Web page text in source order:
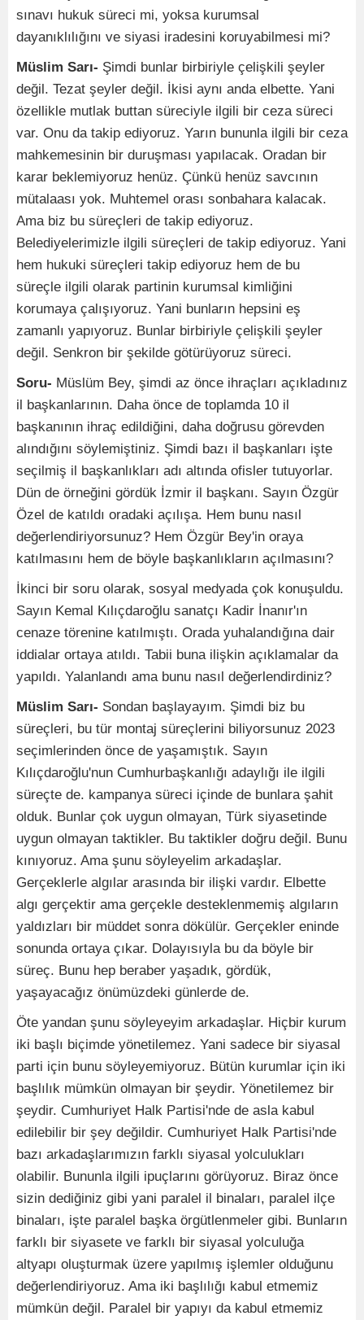
sınavı hukuk süreci mi, yoksa kurumsal
dayanıklılığını ve siyasi iradesini koruyabilmesi mi?
Müslim Sarı- Şimdi bunlar birbiriyle çelişkili şeyler
değil. Tezat şeyler değil. İkisi aynı anda elbette. Yani
özellikle mutlak buttan süreciyle ilgili bir ceza süreci
var. Onu da takip ediyoruz. Yarın bununla ilgili bir ceza
mahkemesinin bir duruşması yapılacak. Oradan bir
karar beklemiyoruz henüz. Çünkü henüz savcının
mütalaası yok. Muhtemel orası sonbahara kalacak.
Ama biz bu süreçleri de takip ediyoruz.
Belediyelerimizle ilgili süreçleri de takip ediyoruz. Yani
hem hukuki süreçleri takip ediyoruz hem de bu
süreçle ilgili olarak partinin kurumsal kimliğini
korumaya çalışıyoruz. Yani bunların hepsini eş
zamanlı yapıyoruz. Bunlar birbiriyle çelişkili şeyler
değil. Senkron bir şekilde götürüyoruz süreci.
Soru- Müslüm Bey, şimdi az önce ihraçları açıkladınız
il başkanlarının. Daha önce de toplamda 10 il
başkanının ihraç edildiğini, daha doğrusu görevden
alındığını söylemiştiniz. Şimdi bazı il başkanları işte
seçilmiş il başkanlıkları adı altında ofisler tutuyorlar.
Dün de örneğini gördük İzmir il başkanı. Sayın Özgür
Özel de katıldı oradaki açılışa. Hem bunu nasıl
değerlendiriyorsunuz? Hem Özgür Bey'in oraya
katılmasını hem de böyle başkanlıkların açılmasını?
İkinci bir soru olarak, sosyal medyada çok konuşuldu.
Sayın Kemal Kılıçdaroğlu sanatçı Kadir İnanır'ın
cenaze törenine katılmıştı. Orada yuhalandığına dair
iddialar ortaya atıldı. Tabii buna ilişkin açıklamalar da
yapıldı. Yalanlandı ama bunu nasıl değerlendirdiniz?
Müslim Sarı- Sondan başlayayım. Şimdi biz bu
süreçleri, bu tür montaj süreçlerini biliyorsunuz 2023
seçimlerinden önce de yaşamıştık. Sayın
Kılıçdaroğlu'nun Cumhurbaşkanlığı adaylığı ile ilgili
süreçte de. kampanya süreci içinde de bunlara şahit
olduk. Bunlar çok uygun olmayan, Türk siyasetinde
uygun olmayan taktikler. Bu taktikler doğru değil. Bunu
kınıyoruz. Ama şunu söyleyelim arkadaşlar.
Gerçeklerle algılar arasında bir ilişki vardır. Elbette
algı gerçektir ama gerçekle desteklenmemiş algıların
yaldızları bir müddet sonra dökülür. Gerçekler eninde
sonunda ortaya çıkar. Dolayısıyla bu da böyle bir
süreç. Bunu hep beraber yaşadık, gördük,
yaşayacağız önümüzdeki günlerde de.
Öte yandan şunu söyleyeyim arkadaşlar. Hiçbir kurum
iki başlı biçimde yönetilemez. Yani sadece bir siyasal
parti için bunu söyleyemiyoruz. Bütün kurumlar için iki
başlılık mümkün olmayan bir şeydir. Yönetilemez bir
şeydir. Cumhuriyet Halk Partisi'nde de asla kabul
edilebilir bir şey değildir. Cumhuriyet Halk Partisi'nde
bazı arkadaşlarımızın farklı siyasal yolculukları
olabilir. Bununla ilgili ipuçlarını görüyoruz. Biraz önce
sizin dediğiniz gibi yani paralel il binaları, paralel ilçe
binaları, işte paralel başka örgütlenmeler gibi. Bunların
farklı bir siyasete ve farklı bir siyasal yolculuğa
altyapı oluşturmak üzere yapılmış işlemler olduğunu
değerlendiriyoruz. Ama iki başlılığı kabul etmemiz
mümkün değil. Paralel bir yapıyı da kabul etmemiz